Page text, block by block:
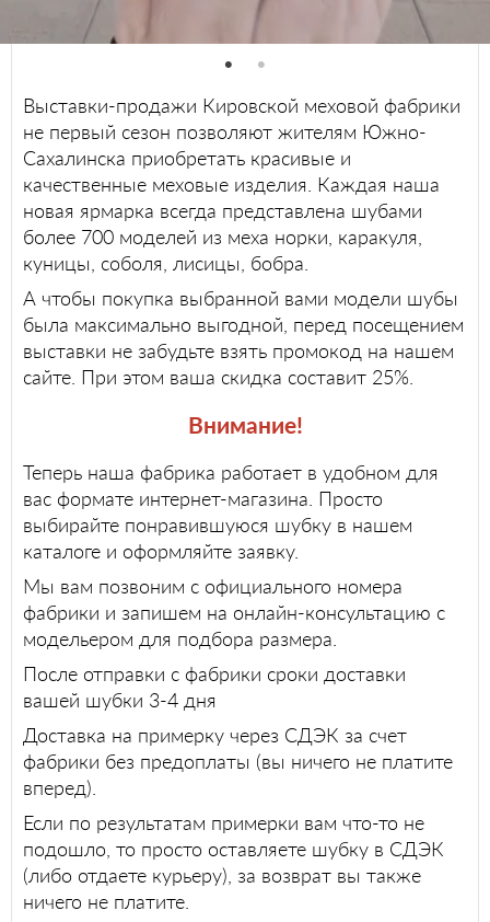
Выставки-продажи Кировской меховой фабрики
не первый сезон позволяют жителям Южно-
Сахалинска приобретать красивые и
качественные меховые изделия. Каждая наша
новая ярмарка всегда представлена шубами
более 700 моделей из меха норки, каракуля,
куницы, соболя, лисицы, бобра.
А чтобы покупка выбранной вами модели шубы
была максимально выгодной, перед посещением
выставки не забудьте взять промокод на нашем
сайте. При этом ваша скидка составит 25%.
Внимание!
Теперь наша фабрика работает в удобном для
вас формате интернет-магазина. Просто
выбирайте понравившуюся шубку в нашем
каталоге и оформляйте заявку.
Мы вам позвоним с официального номера
фабрики и запишем на онлайн-консультацию с
модельером для подбора размера.
После отправки с фабрики сроки доставки
вашей шубки 3-4 дня
Доставка на примерку через СДЭК за счет
фабрики без предоплаты (вы ничего не платите
вперед).
Если по результатам примерки вам что-то не
подошло, то просто оставляете шубку в СДЭК
(либо отдаете курьеру), за возврат вы также
ничего не платите.